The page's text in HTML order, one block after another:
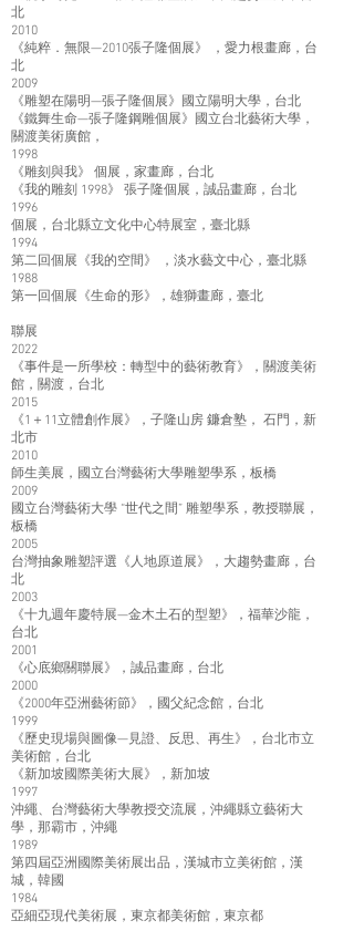
北
2010
《純粹．無限—2010張子隆個展》 ，愛力根畫廊，台
北
2009
《雕塑在陽明—張子隆個展》國立陽明大學，台北
《鐵舞生命—張子隆鋼雕個展》國立台北藝術大學，
關渡美術廣館，
1998
《雕刻與我》 個展，家畫廊，台北
《我的雕刻 1998》 張子隆個展，誠品畫廊，台北
1996
個展，台北縣立文化中心特展室，臺北縣
1994
第二回個展《我的空間》 ，淡水藝文中心，臺北縣
1988
第一回個展《生命的形》，雄獅畫廊，臺北
聯展
2022
《事件是一所學校：轉型中的藝術教育》，關渡美術
館，關渡，台北
2015
《1＋11立體創作展》，子隆山房 鐮倉塾， 石門，新
北市
2010
師生美展，國立台灣藝術大學雕塑學系，板橋
2009
國立台灣藝術大學 “世代之間” 雕塑學系，教授聯展，
板橋
2005
台灣抽象雕塑評選《人地原道展》，大趨勢畫廊，台
北
2003
《十九週年慶特展—金木土石的型塑》，福華沙龍，
台北
2001
《心底鄉關聯展》，誠品畫廊，台北
2000
《2000年亞洲藝術節》，國父紀念館，台北
1999
《歷史現場與圖像—見證、反思、再生》，台北市立
美術館，台北
《新加坡國際美術大展》，新加坡
1997
沖繩、台灣藝術大學教授交流展，沖繩縣立藝術大
學，那霸市，沖繩
1989
第四屆亞洲國際美術展出品，漢城市立美術館，漢
城，韓國
1984
亞細亞現代美術展，東京都美術館，東京都